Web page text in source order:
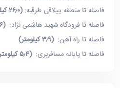
فاصله تا منطقه ییلاقی طرقبه:(۲۶٫۰ کیلومتر)
فاصله تا فرودگاه شهید هاشمی نژاد:(۷٫۶ کیلومتر)
فاصله تا راه آهن:(۳٫۹ کیلومتر)
فاصله تا پایانه مسافربری:(۵٫۴ کیلومتر)